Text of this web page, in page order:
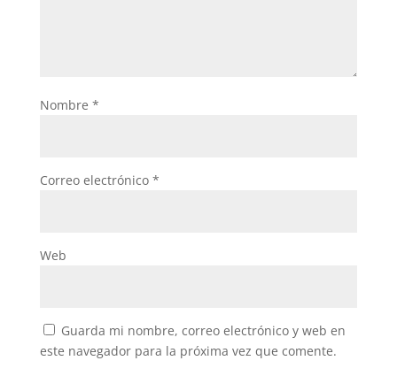
Nombre *
Correo electrónico *
Web
Guarda mi nombre, correo electrónico y web en
este navegador para la próxima vez que comente.